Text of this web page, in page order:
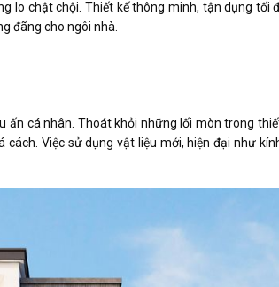
lo chật chội. Thiết kế thông minh, tận dụng tối
đãng cho ngôi nhà.
ấn cá nhân. Thoát khỏi những lối mòn trong
Việc sử dụng vật liệu mới, hiện đại như